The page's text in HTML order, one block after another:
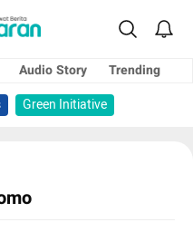
Audio Story
Trending
Green Initiative